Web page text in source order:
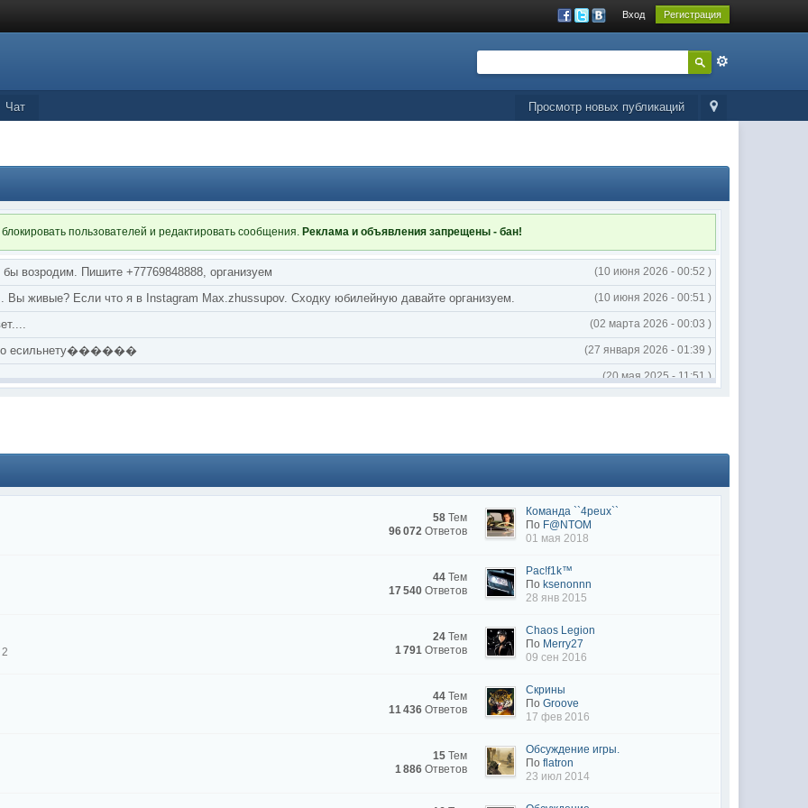
Вход Регистрация
Просмотр новых публикаций
Чат
пользователей и редактировать сообщения.Реклама и объявлениязапрещены - бан!
(10 июня 2026 - 00:52 )
возродим. Пишите +77769848888, организуем
(10 июня 2026 - 00:51 )
Вы живые? Если что я в Instagram Max.zhussupov. Сходку юбилейную давайте организуем.
(02 марта 2026 - 00:03 )
(27 января 2026 - 01:39 )
по есильнету������
(20 мая 2025 - 11:51 )
(29 марта 2025 - 23:18 )
(26 января 2024 - 09:54 )
(26 августа 2023 - 03:36 )
мое первое окно в неизведанное! Давненько не виделись)
(27 марта 2023 - 15:33 )
(01 марта 2023 - 14:53 )
(28 декабря 2022 - 16:28 )
(27 декабря 2022 - 02:34 )
кто в курсе, или разъяснит! Не нашел нигде могу ли (и каким образом) оплачивать услуги тырнета
(17 октября 2022 - 11:06 )
58 Тем
96 072 Ответов
Команда ``4peux``
По F@NTOM
01 мая 2018
44 Тем
17 540 Ответов
Pac!f1k™
Поksenonnn
28 янв 2015
24 Тем
1 791 Ответов
Chaos Legion
По Merry27
09 сен 2016
44 Тем
11 436 Ответов
Cкрины
ПоGroove
17 фев 2016
15 Тем
1 886 Ответов
Обсуждение игры.
Поflatron
23 июл 2014